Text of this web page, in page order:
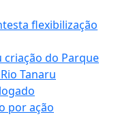
flexibilização
criação do Parque
Tanaru
por ação